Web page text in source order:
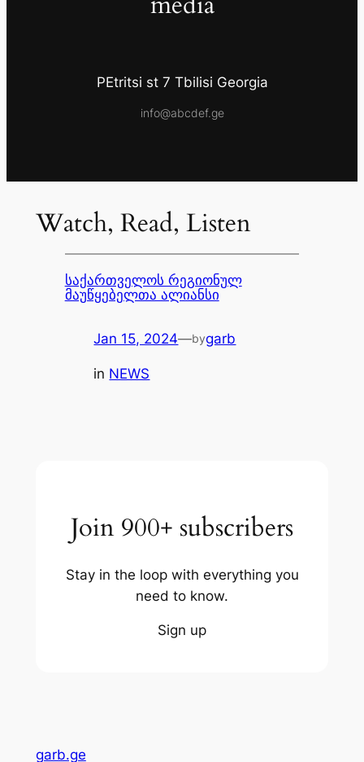
PEtritsi st 7 Tbilisi Georgia
info@abcdef.ge
Watch, Read, Listen
საქართველოს რეგიონულ
მაუწყებელთა ალიანსი
Jan 15, 2024—bygarb
in NEWS
Join 900+ subscribers
Stay in the loop with everything you
need to know.
Sign up
garb.ge